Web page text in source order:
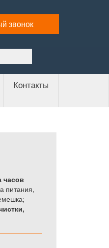
звонок
Контакты
часов
питания,